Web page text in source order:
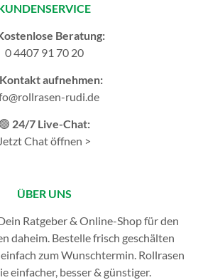
Beratung:
0 4407 91 70 20
aufnehmen:
rudi.de
🟢 24/7 Live-Chat:
Jetzt Chat öffnen >
ÜBER UNS
Ratgeber & Online-Shop für den
daheim. Bestelle frisch geschälten
zum Wunschtermin. Rollrasen
einfacher, besser & günstiger.